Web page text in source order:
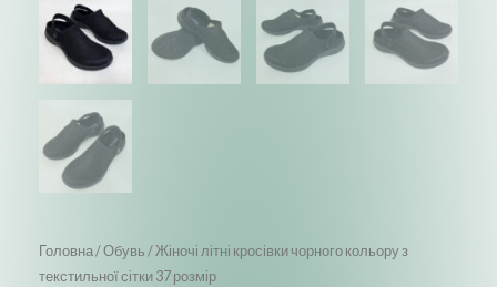
Головна/Обувь / Жіночі літні кросівки чорного кольору з
текстильної сітки 37 розмір